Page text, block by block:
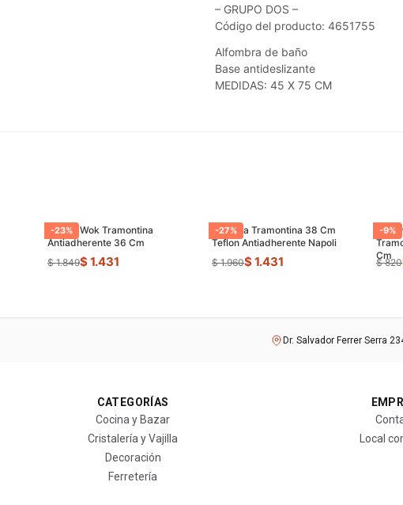
– GRUPO DOS –
Código del producto: 4651755
Alfombra de baño
Base antideslizante
MEDIDAS: 45 X 75 CM
-23%
Sarten Wok Tramontina
Antiadherente 36 Cm
$ 1.849$ 1.431
-27%
Paellera Tramontina 38 Cm
Teflon Antiadherente Napoli
$ 1.960$ 1.431
-9%
Cm
$ 820
Dr. Salvador Ferrer Serra
CATEGORÍAS
Cocina y Bazar
Cristalería y Vajilla
Decoración
Ferretería
Local